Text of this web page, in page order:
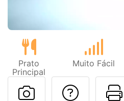
Prato
Principal
Muito Fácil